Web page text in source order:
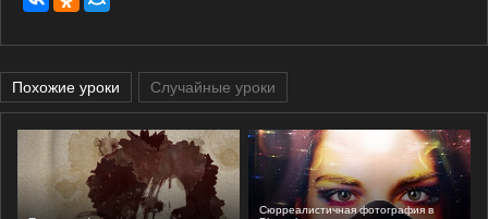
Похожие уроки Случайные уроки
Сюрреалистичная фотография в